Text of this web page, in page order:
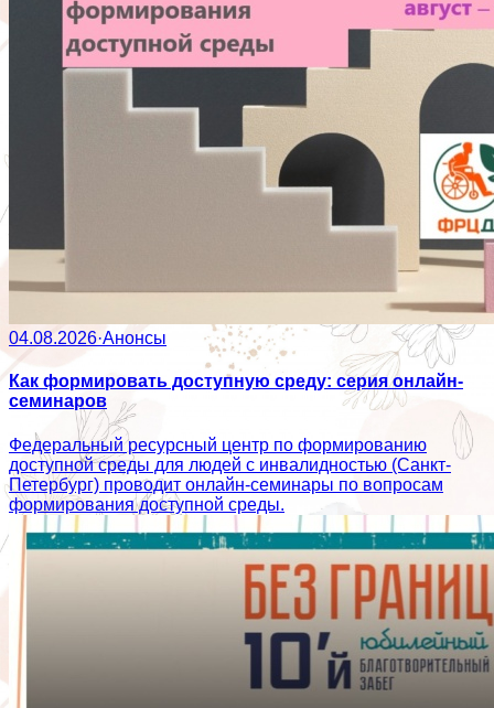
04.08.2026·Анонсы
Как формировать доступную среду: серия онлайн-
семинаров
Федеральный ресурсный центр по формированию
доступной среды для людей с инвалидностью (Санкт-
Петербург) проводит онлайн-семинары по вопросам
формирования доступной среды.